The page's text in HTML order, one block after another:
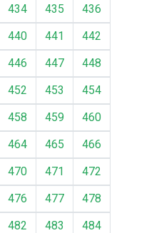
434 435
436
440 441
442
446 447
448
452 453
454
458 459
460
464 465
466
470 471
472
476 477
478
482 483
484